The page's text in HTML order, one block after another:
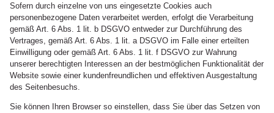
Sofern durch einzelne von uns eingesetzte Cookies auch
personenbezogene Daten verarbeitet werden, erfolgt die Verarbeitung
gemäß Art. 6 Abs. 1 lit. b DSGVO entweder zur Durchführung des
Vertrages, gemäß Art. 6 Abs. 1 lit. a DSGVO im Falle einer erteilten
Einwilligung oder gemäß Art. 6 Abs. 1 lit. f DSGVO zur Wahrung
unserer berechtigten Interessen an der bestmöglichen Funktionalität der
Website sowie einer kundenfreundlichen und effektiven Ausgestaltung
des Seitenbesuchs.
Sie können Ihren Browser so einstellen, dass Sie über das Setzen von